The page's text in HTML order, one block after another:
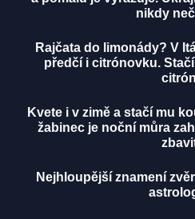
nikdy
Rajčata do limonády? V
předčí i citrónovku.
citrón
Kvete i v zimě a stačí mu
žabinec je noční můra
Nejhloupější znamení